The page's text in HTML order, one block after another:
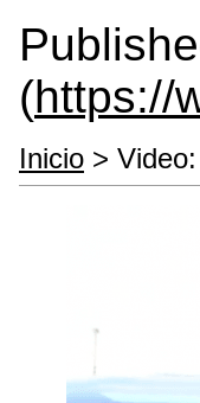
(https://
Inicio >